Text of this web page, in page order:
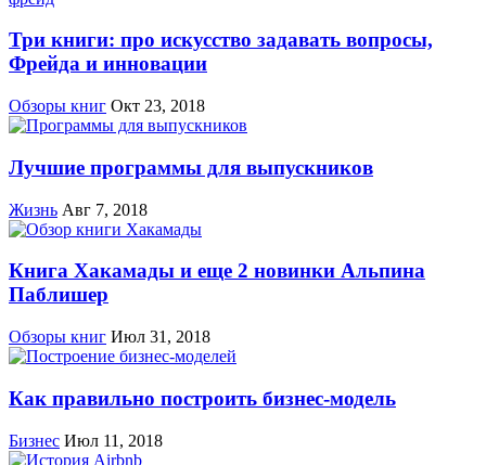
Три книги: про искусство задавать вопросы,
Фрейда и инновации
Обзоры книг Окт 23, 2018
Лучшие программы для выпускников
Жизнь Авг 7, 2018
Книга Хакамады и еще 2 новинки Альпина
Паблишер
Обзоры книг Июл 31, 2018
Как правильно построить бизнес-модель
Бизнес Июл 11, 2018